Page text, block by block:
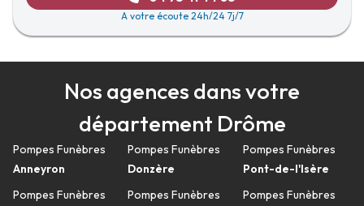
A votre écoute 24h/24 7j/7
Nos agences dans votre
département Drôme
Pompes Funèbres
Anneyron
Pompes Funèbres
Pompes Funèbres
Donzère
Pompes Funèbres
Pompes Funèbres
Pont-de-l'Isère
Pompes Funèbres